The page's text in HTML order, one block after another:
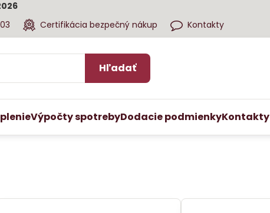
Certifikácia bezpečný nákup Kontakty
Hľadať
Výpočty spotrebyDodacie podmienkyKontakty